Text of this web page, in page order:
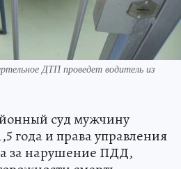
ДТП проведет водитель из
суд мужчину
года и права управления
за нарушение ПДД,